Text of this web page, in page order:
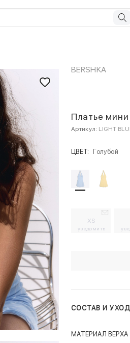
BERSHKA
Платье
Артикул: LIGHT
ЦВЕТ: Голубой
XS
уведомить
СОСТАВ И УХОД
МАТЕРИАЛ ВЕРХА